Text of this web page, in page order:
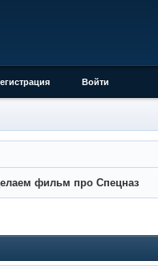
Войти
фильм про Спецназ